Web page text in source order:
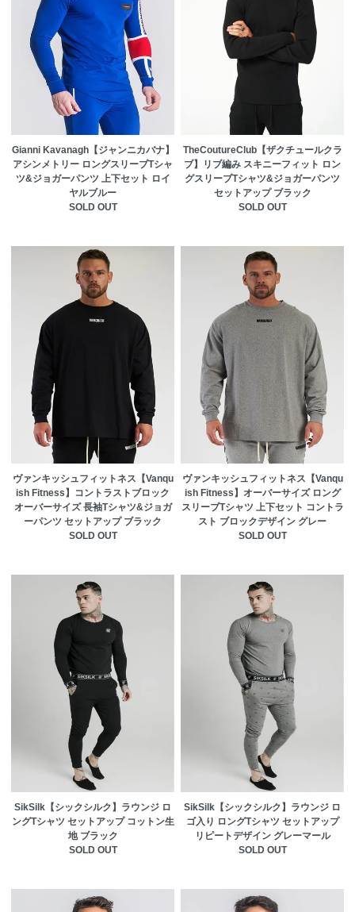
Gianni Kavanagh【ジャンニカバナ】
アシンメトリー ロングスリーブTシャ
ツ&ジョガーパンツ 上下セット ロイ
ヤルブルー
SOLD OUT
TheCoutureClub【ザクチュールクラ
ブ】リブ編み スキニーフィット ロン
グスリーブTシャツ&ジョガーパンツ
セットアップ ブラック
SOLD OUT
ヴァンキッシュフィットネス【Vanqu
ish Fitness】コントラストブロック
オーバーサイズ 長袖Tシャツ&ジョガ
ーパンツ セットアップ ブラック
SOLD OUT
ヴァンキッシュフィットネス【Vanqu
ish Fitness】オーバーサイズ ロング
スリーブTシャツ 上下セット コントラ
スト ブロックデザイン グレー
SOLD OUT
SikSilk【シックシルク】ラウンジ ロ
ングTシャツ セットアップ コットン生
地 ブラック
SOLD OUT
SikSilk【シックシルク】ラウンジ ロ
ゴ入り ロングTシャツ セットアップ
リピートデザイン グレーマール
SOLD OUT